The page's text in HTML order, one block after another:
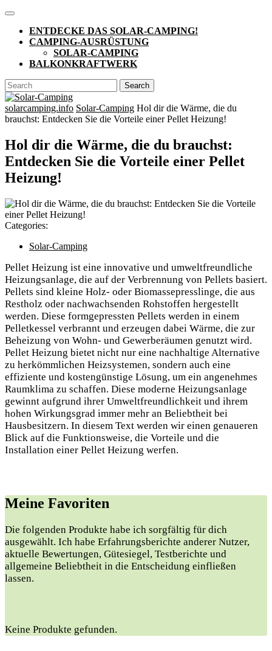
Skip
content
Open
ButtonENTDECKE DAS SOLAR-CAMPING!
CAMPING-AUSRÜSTUNG
SOLAR-CAMPING
BALKONKRAFTWERK
CLOSE
BUTTON
Search
for:
solarcamping.info Solar-Camping Hol dir die Wärme, die du
brauchst: Entdecken Sie die Vorteile einer Pellet Heizung!
Hol dir die Wärme, die du brauchst:
Entdecken Sie die Vorteile einer Pellet
Heizung!
Categories:
Solar-Camping
Pellet Heizung ist eine innovative und umweltfreundliche
Heizungsanlage, die auf der Verbrennung von Pellets basiert.
Pellets sind kleine Holz- oder Biomassepresslinge, die aus
Restholz oder nachwachsenden Rohstoffen hergestellt
werden. Diese formgepressten Pellets werden in einem
Pelletkessel verbrannt und erzeugen dabei Wärme, die zur
Beheizung von Wohn- und Gewerberäumen genutzt wird.
Pellet Heizung bietet nicht nur eine nachhaltige Alternative
zu herkömmlichen Heizsystemen, sondern auch eine
effiziente und kostengünstige Lösung, um ein angenehmes
Raumklima zu schaffen. Diese moderne Heizungsanlage
gewinnt aufgrund ihrer Umweltfreundlichkeit und ihrem
hohen Wirkungsgrad immer mehr an Beliebtheit bei
Hausbesitzern. In diesem Text werden wir einen genaueren
Blick auf die Funktionsweise, die Vorteile und die
Installation einer Pellet Heizung werfen.
Meine Favoriten
Die folgenden Produkte habe ich sorgfältig für dich
ausgewählt. Ich habe Erfahrungsberichte anderer Nutzer,
aktuelle Bewertungen, Gütesiegel, Testberichte und
allgemeine Beliebtheit in die Entscheidung einfließen
lassen.
Keine Produkte gefunden.